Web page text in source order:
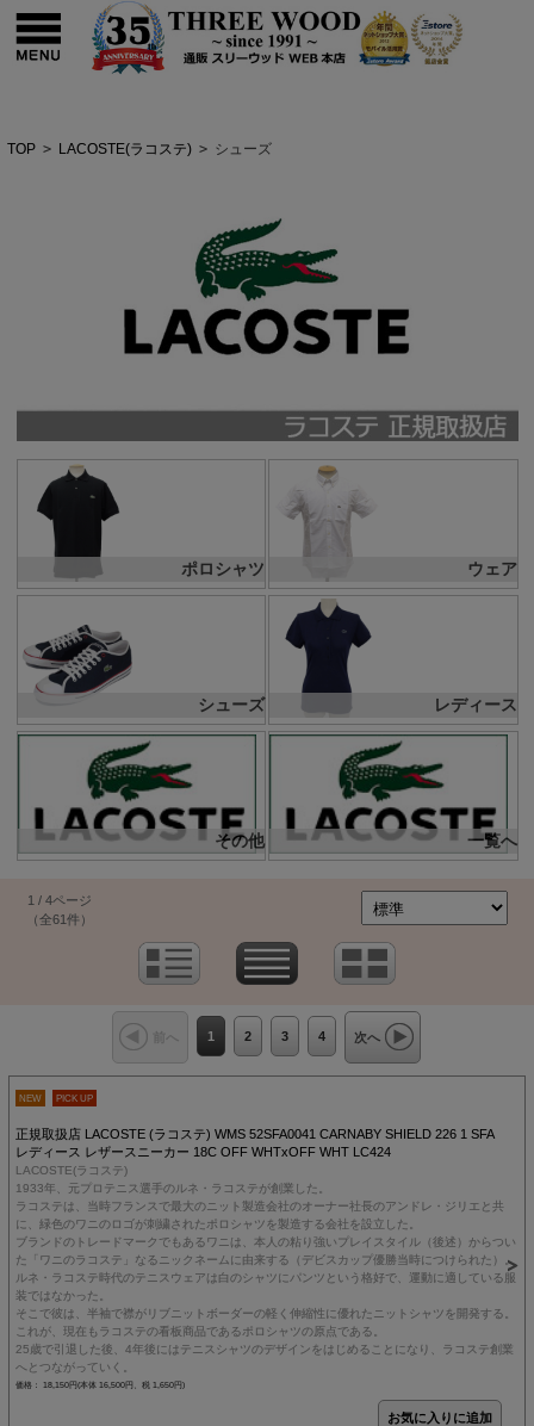
TOP > LACOSTE(ラコステ) > シューズ
ポロシャツ ウェア
シューズ レディース
その他 一覧へ
1 / 4ページ
（全61件）
前へ 1 2 3 4 次へ
NEW PICK UP
正規取扱店 LACOSTE (ラコステ) WMS 52SFA0041 CARNABY SHIELD 226 1 SFA
レディース レザースニーカー 18C OFF WHTxOFF WHT LC424
LACOSTE(ラコステ)
1933年、元プロテニス選手のルネ・ラコステが創業した。
ラコステは、当時フランスで最大のニット製造会社のオーナー社長のアンドレ・ジリエと共
に、緑色のワニのロゴが刺繍されたポロシャツを製造する会社を設立した。
ブランドのトレードマークでもあるワニは、本人の粘り強いプレイスタイル（後述）からつい
た「ワニのラコステ」なるニックネームに由来する（デビスカップ優勝当時につけられた）。
ルネ・ラコステ時代のテニスウェアは白のシャツにパンツという格好で、運動に適している服
装ではなかった。
そこで彼は、半袖で襟がリブニットボーダーの軽く伸縮性に優れたニットシャツを開発する。
これが、現在もラコステの看板商品であるポロシャツの原点である。
25歳で引退した後、4年後にはテニスシャツのデザインをはじめることになり、ラコステ創業
へとつながっていく。
価格： 18,150円(本体 16,500円、税 1,650円)